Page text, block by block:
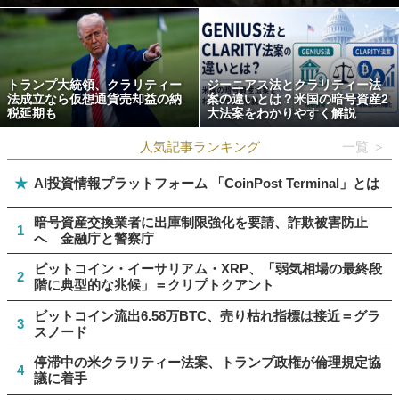
トランプ大統領、クラリティー
法成立なら仮想通貨売却益の納
税延期も
ジーニアス法とクラリティー法
案の違いとは？米国の暗号資産2
大法案をわかりやすく解説
人気記事ランキング 一覧 ＞
★ AI投資情報プラットフォーム 「CoinPost Terminal」とは
1
暗号資産交換業者に出庫制限強化を要請、詐欺被害防止
へ 金融庁と警察庁
2
ビットコイン・イーサリアム・XRP、「弱気相場の最終段
階に典型的な兆候」＝クリプトクアント
3
ビットコイン流出6.58万BTC、売り枯れ指標は接近＝グラ
スノード
4
停滞中の米クラリティー法案、トランプ政権が倫理規定協
議に着手